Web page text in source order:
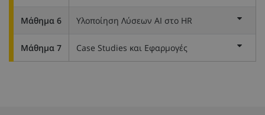
Μάθημα 6 Υλοποίηση Λύσεων ΑΙ στο HR
Μάθημα 7 Case Studies και Εφαρμογές